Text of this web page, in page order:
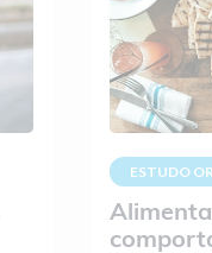
ESTUDO